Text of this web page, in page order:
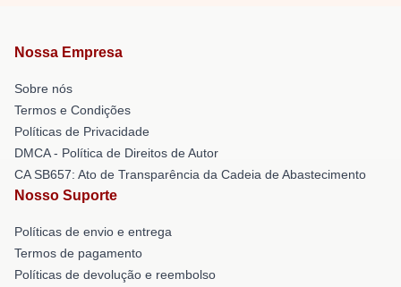
Nossa Empresa
Sobre nós
Termos e Condições
Políticas de Privacidade
DMCA - Política de Direitos de Autor
CA SB657: Ato de Transparência da Cadeia de Abastecimento
Nosso Suporte
Políticas de envio e entrega
Termos de pagamento
Políticas de devolução e reembolso